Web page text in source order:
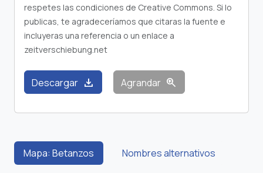
respetes las condiciones de Creative Commons. Si lo
publicas, te agradeceríamos que citaras la fuente e
incluyeras una referencia o un enlace a
zeitverschiebung.net
Descargar download Agrandar zoom_in
Mapa: Betanzos Nombres alternativos